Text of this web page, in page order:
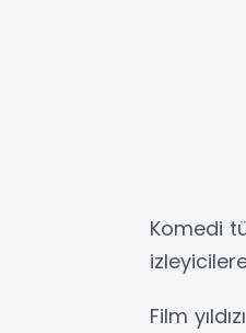
Komedi
Film